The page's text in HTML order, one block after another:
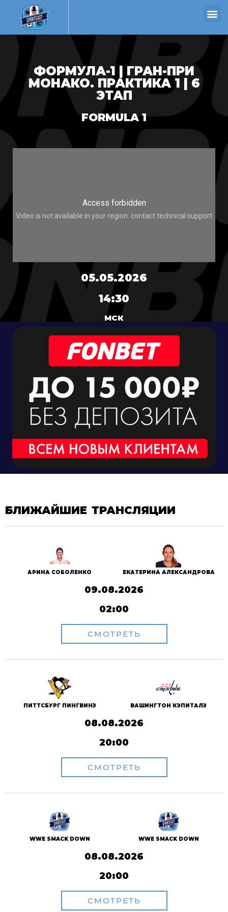
ФОРМУЛА-1 | ГРАН-ПРИ
МОНАКО. ПРАКТИКА 1 | 6
ЭТАП
FORMULA 1
05.05.2026
14:30
МСК
БЛИЖАЙШИЕ ТРАНСЛЯЦИИ
АРИНА СОБОЛЕНКО ЕКАТЕРИНА АЛЕКСАНДРОВА
09.08.2026
02:00
СМОТРЕТЬ
ПИТТСБУРГ ПИНГВИНЗ ВАШИНГТОН КЭПИТАЛЗ
08.08.2026
20:00
СМОТРЕТЬ
WWE SMACK DOWN WWE SMACK DOWN
08.08.2026
20:00
СМОТРЕТЬ